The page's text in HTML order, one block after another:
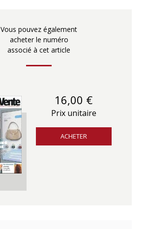
Vous pouvez également
acheter le numéro
associé à cet article
16,00 €
Prix unitaire
ACHETER